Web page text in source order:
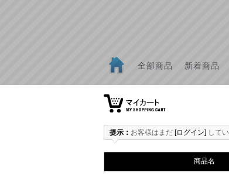
全部商品 新着商品
提示： お客様はまだ [ログイン] して
商品名
0